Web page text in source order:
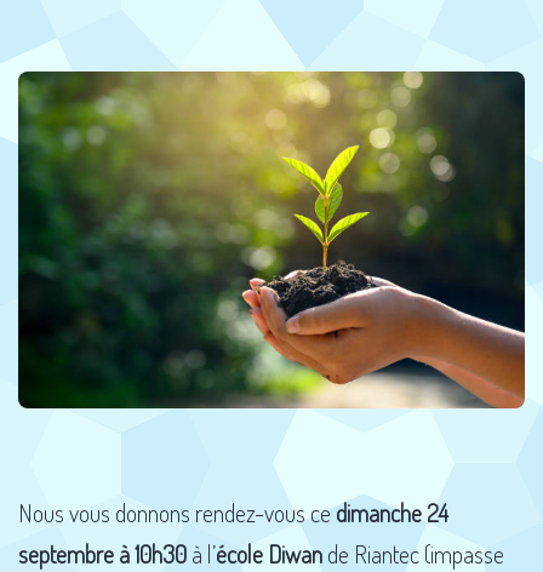
Nous vous donnons rendez-vous cedimanche 24
septembre à 10h30à l’école Diwande Riantec (impasse